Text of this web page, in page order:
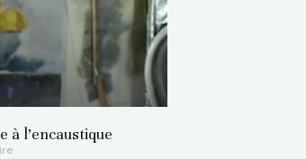
à l’encaustique